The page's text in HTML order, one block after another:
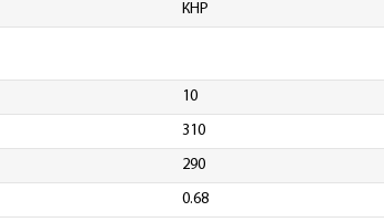
КНР
10
310
290
0.68